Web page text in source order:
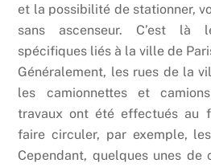
et la possibilité de stationner,
sans ascenseur. C’est là
spécifiques liés à la ville de
Généralement, les rues de la
les camionnettes et
travaux ont été effectués au
faire circuler, par exemple, les
Cependant, quelques unes